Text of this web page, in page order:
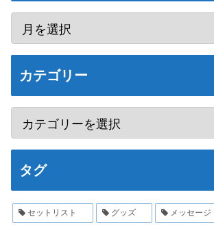
カテゴリー
タグ
セットリスト グッズ メッセージ